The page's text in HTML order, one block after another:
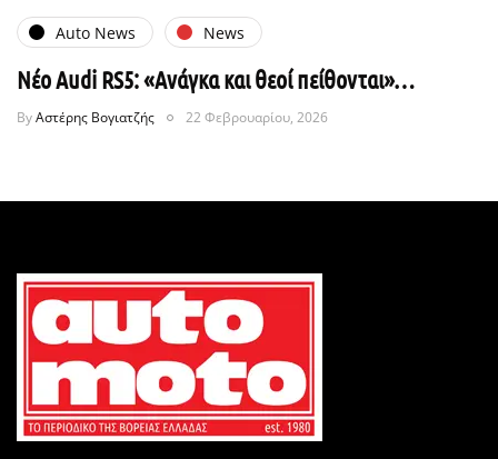
Auto News News
Νέο Audi RS5: «Ανάγκα και θεοί πείθονται»…
ByΑστέρης Βογιατζής 22 Φεβρουαρίου, 2026